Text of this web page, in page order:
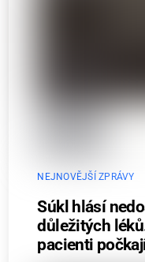
NEJNOVĚJŠÍ ZPRÁVY
Súkl hlásí
důležitých
pacienti